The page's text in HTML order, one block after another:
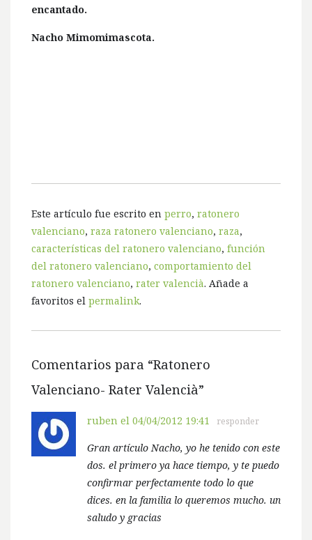
encantado.
Nacho Mimomimascota.
Este artículo fue escrito en perro, ratonero
valenciano, raza ratonero valenciano, raza,
características del ratonero valenciano, función
del ratonero valenciano, comportamiento del
ratonero valenciano, rater valencià. Añade a
favoritos el permalink.
Comentarios para “Ratonero
Valenciano- Rater Valencià”
ruben el 04/04/2012 19:41 responder
Gran artículo Nacho, yo he tenido con este
dos. el primero ya hace tiempo, y te puedo
confirmar perfectamente todo lo que
dices. en la familia lo queremos mucho. un
saludo y gracias